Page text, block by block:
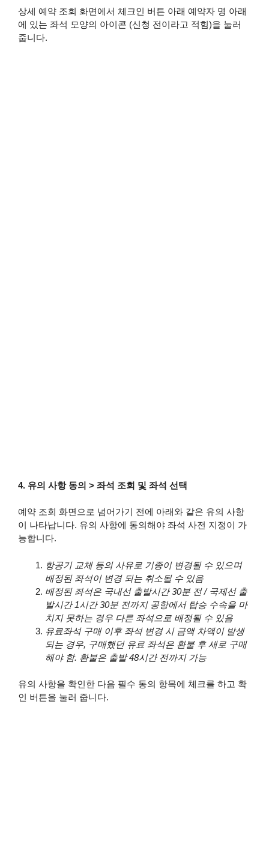
상세 예약 조회 화면에서 체크인 버튼 아래 예약자 명 아래
에 있는 좌석 모양의 아이콘 (신청 전이라고 적힘)을 눌러
줍니다.
4. 유의 사항 동의 > 좌석 조회 및 좌석 선택
예약 조회 화면으로 넘어가기 전에 아래와 같은 유의 사항
이 나타납니다. 유의 사항에 동의해야 좌석 사전 지정이 가
능합니다.
항공기 교체 등의 사유로 기종이 변경될 수 있으며
배정된 좌석이 변경 되는 취소될 수 있음
배정된 좌석은 국내선 출발시간 30분 전 / 국제선 출
발시간 1시간 30분 전까지 공항에서 탑승 수속을 마
치지 못하는 경우 다른 좌석으로 배정될 수 있음
유료좌석 구매 이후 좌석 변경 시 금액 차액이 발생
되는 경우, 구매했던 유료 좌석은 환불 후 새로 구매
해야 함. 환불은 출발 48시간 전까지 가능
유의 사항을 확인한 다음 필수 동의 항목에 체크를 하고 확
인 버튼을 눌러 줍니다.